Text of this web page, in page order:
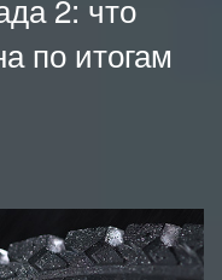
2: что
по итогам